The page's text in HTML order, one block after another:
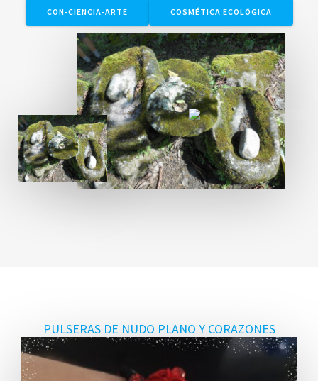
CON-CIENCIA-ARTE COSMÉTICA ECOLÓGICA
PULSERAS DE NUDO PLANO Y CORAZONES